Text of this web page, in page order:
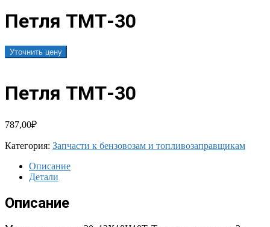
Петля ТМТ-30
Уточнить цену
Петля ТМТ-30
787,00₽
Категория: Запчасти к бензовозам и топливозаправщикам
Описание
Детали
Описание